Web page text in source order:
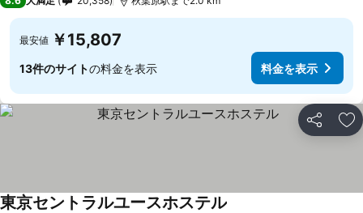
最安値 ￥15,807
13件のサイトの料金を表示 料金を表示
シェア お
東京セントラルユースホステル